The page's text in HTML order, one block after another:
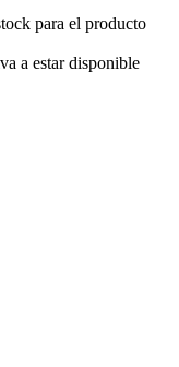
para el producto
a estar disponible